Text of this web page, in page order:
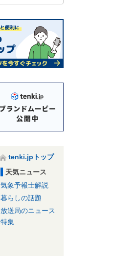
tenki.jpトップ
天気ニュース
気象予報士解説
暮らしの話題
放送局のニュース
特集